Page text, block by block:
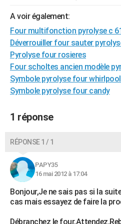
SANTE
Alimentation
Guide de la santé
Maladies
Médicaments
Sommeil
VOYAGE
Destinations
City break
Voyage nature
Voyage de noces
Forum
Climat
+PHOTO
GUIDES D'ACHAT
BONS PLANS
CARTE DE VOEUX
COPAINS D'AVANT
S'inscrire
Se connecter
Lycées
Collèges
Primaires
Universités
Entreprises
Service militaire
Avis de recherche
AVIS DE DÉCÈS
A voir également:
Four multifonction pyrolyse c
Déverrouiller four sauter
Pyrolyse four rosieres
Four scholtes ancien modèle
Symbole pyrolyse four
Symbole pyrolyse four candy
1 réponse
RÉPONSE 1 / 1
PAPY35
16 mai 2012 à 17:04
Bonjour,Je ne sais pas si la
cas mais essayez de faire la
Débranchez le